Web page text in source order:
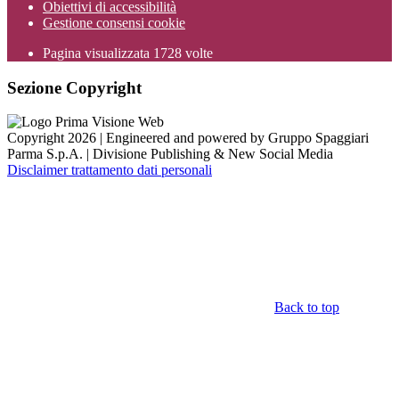
Obiettivi di accessibilità
Gestione consensi cookie
Pagina visualizzata 1728 volte
Sezione Copyright
Copyright 2026 | Engineered and powered by Gruppo Spaggiari
Parma S.p.A. | Divisione Publishing & New Social Media
Disclaimer trattamento dati personali
Back to top